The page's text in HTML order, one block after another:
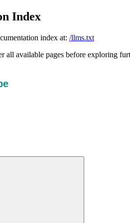
Index
index at: /llms.txt
all available pages before exploring